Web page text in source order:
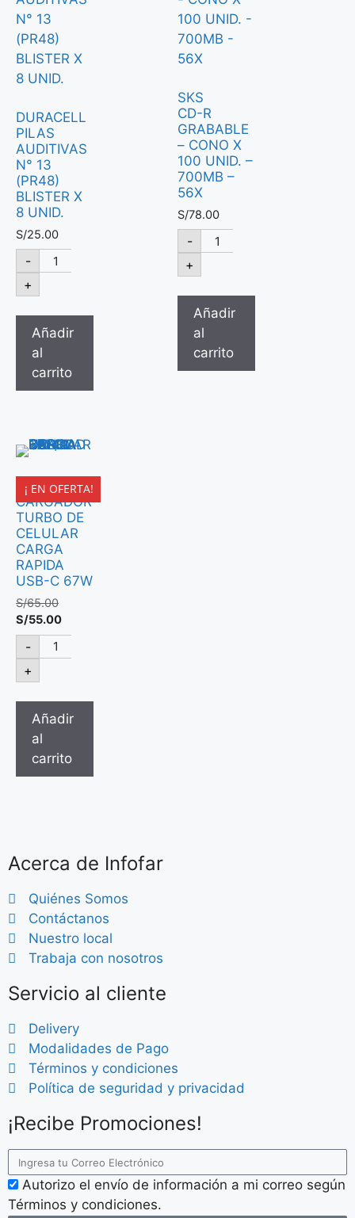
DURACELL
PILAS
AUDITIVAS
N° 13
(PR48)
BLISTER X
8 UNID.
S/25.00
-
+
Añadir
al
carrito
SKS
CD-R
GRABABLE
– CONO X
100 UNID. –
700MB –
56X
S/78.00
-
+
Añadir
al
carrito
¡ EN OFERTA!
LDNIO
CARGADOR
TURBO DE
CELULAR
CARGA
RAPIDA
USB-C 67W
S/65.00
S/55.00
-
+
Añadir
al
carrito
Acerca de Infofar
Quiénes Somos
Contáctanos
Nuestro local
Trabaja con nosotros
Servicio al cliente
Delivery
Modalidades de Pago
Términos y condiciones
Política de seguridad y privacidad
¡Recibe Promociones!
Autorizo el envío de información a mi correo según
Términos y condiciones.